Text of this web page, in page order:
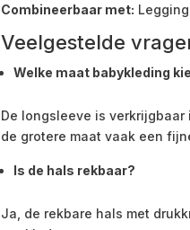
Combineerbaar met:
Veelgestelde
Welke maat babykleding
De longsleeve is
de grotere maat vaak een
Is de hals rekbaar?
Ja, de rekbare hals met